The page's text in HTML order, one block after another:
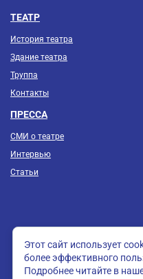
ТЕАТР
История театра
Здание театра
Труппа
Контакты
ПРЕССА
СМИ о театре
Интервью
Статьи
Этот сайт использует
более эффективного
Подробнее читайте в